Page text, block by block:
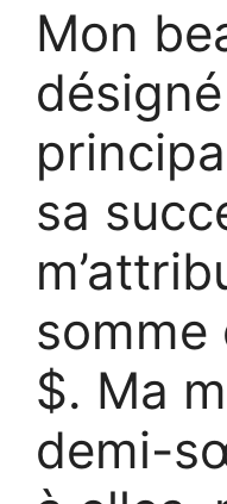
Mon
sa
$. Ma
demi-